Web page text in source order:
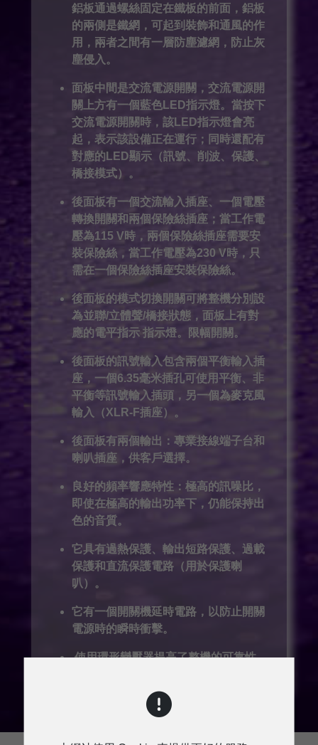
鋁板通過螺絲固定在鐵板的前面，鋁板
的兩側是鐵網，可起到裝飾和通風的作
用，兩者之間有一層防塵濾網，防止灰
塵侵入。
面板中間是交流電源開關，交流電源開
關上方有一個藍色LED指示燈。當按下
交流電源開關時，該LED指示燈會亮
起，表示該設備正在運行；同時還配有
對應的LED顯示（訊號、削波、保護、
橋接模式）。
後面板有一個交流輸入插座、一個電壓
轉換開關和兩個保險絲插座；當工作電
壓為115 V時，兩個保險絲插座需要安
裝保險絲，當工作電壓為230 V時，只
需在一個保險絲插座安裝保險絲。
後面板的模式切換開關可將整機分別設
為並聯/立體聲/橋接狀態，面板上有對
應的電平指示 指示燈。限幅開關。
後面板的訊號輸入包含兩個平衡輸入插
座，一個6.35毫米插孔可使用平衡、非
平衡等訊號輸入插頭，另一個為麥克風
輸入（XLR-F插座）。
後面板有兩個輸出：專業接線端子台和
喇叭插座，供客戶選擇。
良好的頻率響應特性：極高的訊噪比，
即使在極高的輸出功率下，仍能保持出
色的音質。
它具有過熱保護、輸出短路保護、過載
保護和直流保護電路（用於保護喇
叭）。
它有一個開關機延時電路，以防止開關
電源時的瞬時衝擊。
使用環形變壓器提高了整機的可靠性。